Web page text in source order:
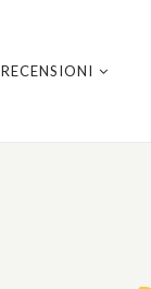
RECENSIONI